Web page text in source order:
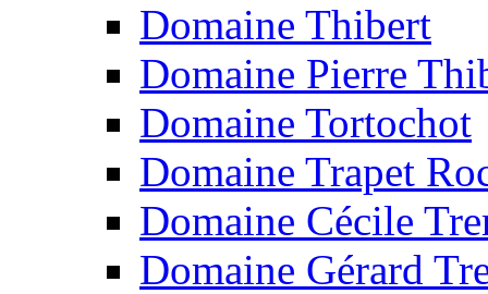
Domaine Thibert
Domaine Pierre
Domaine Tortochot
Domaine Trapet
Domaine Cécile
Domaine Gérard